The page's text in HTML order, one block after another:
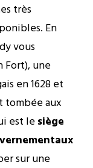
très
En
vous
Fort), une
en 1628 et
tombée aux
est lesiège
sur une